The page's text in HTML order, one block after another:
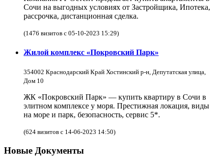
Сочи на выгодных условиях от Застройщика, Ипотека,
рассрочка, дистанционная сделка.
(1476 визитов с 05-10-2023 15:29)
Жилой комплекс «Покровский Парк»
354002 Краснодарский Край Хостинский р-н, Депутатская улица,
Дом 10
ЖК «Покровский Парк» — купить квартиру в Сочи в
элитном комплексе у моря. Престижная локация, виды
на море и парк, безопасность, сервис 5*.
(624 визитов с 14-06-2023 14:50)
Новые Документы